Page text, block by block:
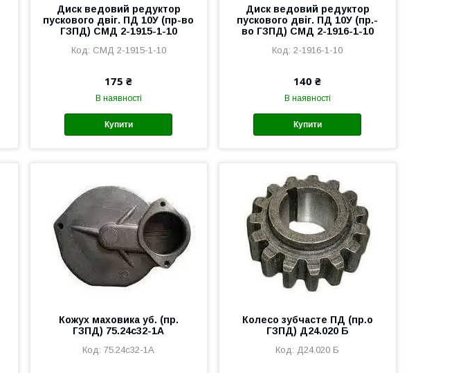
Диск ведовий редуктор
пускового двіг. ПД 10У (пр-во
ГЗПД) СМД 2-1915-1-10
СМД 2-1915-1-10
175 ₴
В наявності
Купити
Диск ведовий редуктор
пускового двіг. ПД 10У (пр.-
во ГЗПД) СМД 2-1916-1-10
2-1916-1-10
140 ₴
В наявності
Купити
Кожух маховика уб. (пр.
ГЗПД) 75.24с32-1А
75.24с32-1А
Колесо зубчасте ПД (пр.о
ГЗПД) Д24.020 Б
Д24.020 Б